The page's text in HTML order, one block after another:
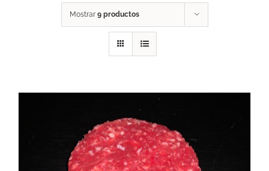
Mostrar 9 productos